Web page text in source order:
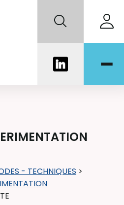
- TECHNIQUES >